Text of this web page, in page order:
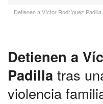
Detienen a Víctor Rodríguez
Detienen a
Padilla tras
violencia